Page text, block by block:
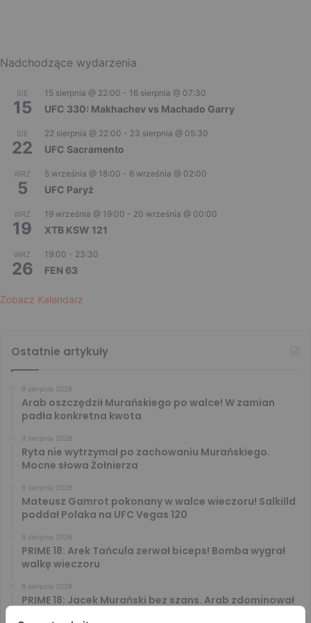
Nadchodzące wydarzenia
SIE
15
15 sierpnia @ 22:00 - 16 sierpnia @ 07:30
UFC 330: Makhachev vs Machado Garry
SIE
22
22 sierpnia @ 22:00 - 23 sierpnia @ 05:30
UFC Sacramento
WRZ
5
5 września @ 18:00 - 6 września @ 02:00
UFC Paryż
WRZ
19
19 września @ 19:00 - 20 września @ 00:00
XTB KSW 121
WRZ
26
19:00 - 23:30
FEN 63
Zobacz Kalendarz
Ostatnie artykuły
9 sierpnia 2026
Arab oszczędził Murańskiego po walce! W zamian
padła konkretna kwota
9 sierpnia 2026
Ryta nie wytrzymał po zachowaniu Murańskiego.
Mocne słowa Żołnierza
9 sierpnia 2026
Mateusz Gamrot pokonany w walce wieczoru! Salkilld
poddał Polaka na UFC Vegas 120
9 sierpnia 2026
PRIME 18: Arek Tańcula zerwał biceps! Bomba wygrał
walkę wieczoru
9 sierpnia 2026
PRIME 18: Jacek Murański bez szans. Arab zdominował